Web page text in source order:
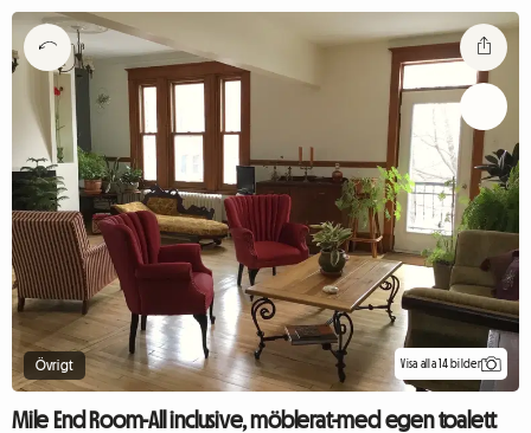
Övrigt Visa alla 14 bilder
Mile End Room-All inclusive, möblerat-med egen toalett